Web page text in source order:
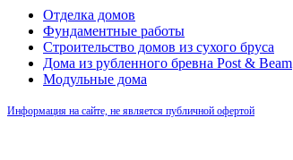
Отделка домов
Фундаментные работы
Строительство домов из сухого бруса
Дома из рубленного бревна Post & Beam
Модульные дома
Информация на сайте, не является публичной офертой